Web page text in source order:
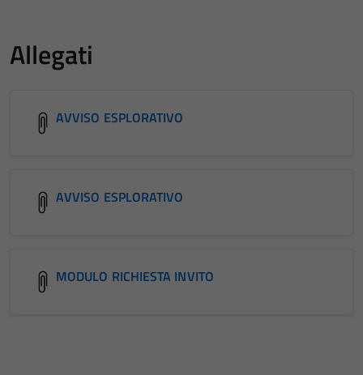
Allegati
AVVISO ESPLORATIVO
AVVISO ESPLORATIVO
MODULO RICHIESTA INVITO